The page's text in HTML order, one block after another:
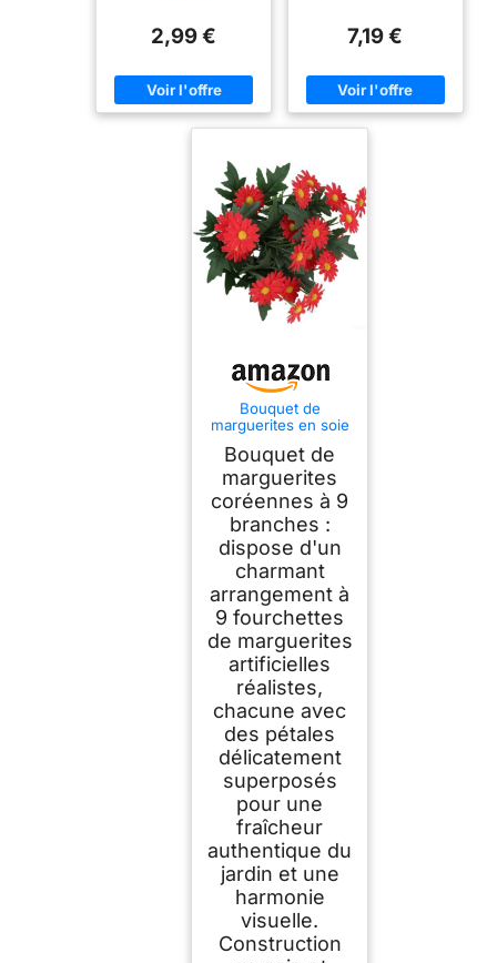
2,99 € 7,19 €
Bouquet de
marguerites en soie
décoration de
maison, jardin, fête,
cérémonie de
mariage,
arrangement floral et
création de contenu
visuel (rouge vif)
Bouquet de
marguerites
coréennes à 9
branches :
dispose d'un
charmant
arrangement à
9 fourchettes
de marguerites
artificielles
réalistes,
chacune avec
des pétales
délicatement
superposés
pour une
fraîcheur
authentique du
jardin et une
harmonie
visuelle.
Construction